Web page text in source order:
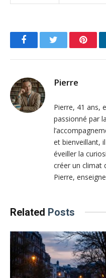
FacebookTwitter
Pierre
Pierre, 41 ans,
passionné par
et bienveillant,
éveiller la
créer un climat
Pierre,
Related Posts